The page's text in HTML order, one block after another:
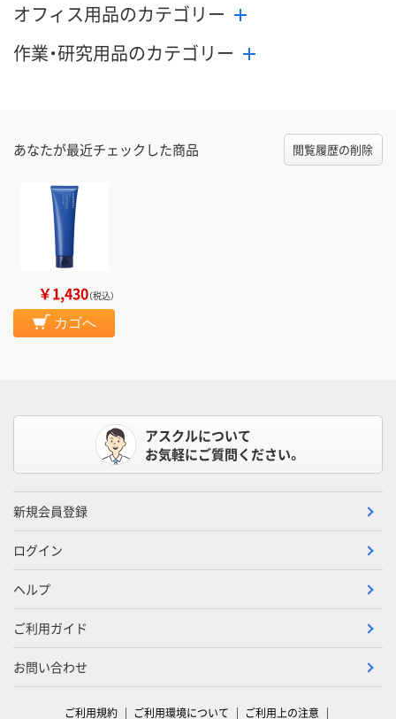
オフィス用品のカテゴリー
作業・研究用品のカテゴリー
あなたが最近チェックした商品 閲覧履歴の削除
￥1,430（税込）
カゴへ
アスクルについて
お気軽にご質問ください。
新規会員登録
ログイン
ヘルプ
ご利用ガイド
お問い合わせ
ご利用規約 ご利用環境について ご利用上の注意